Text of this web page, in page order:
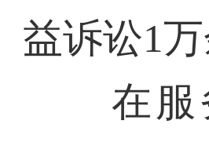
益诉讼1万
在服